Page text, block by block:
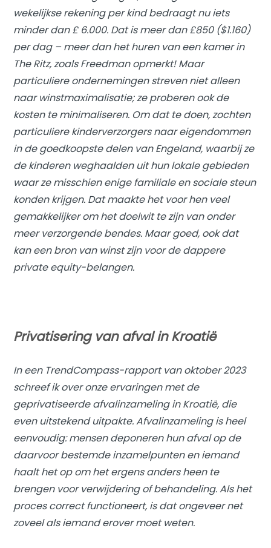
wekelijkse rekening per kind bedraagt ​​nu iets
minder dan £ 6.000. Dat is meer dan £850 ($1.160)
per dag – meer dan het huren van een kamer in
The Ritz, zoals Freedman opmerkt! Maar
particuliere ondernemingen streven niet alleen
naar winstmaximalisatie; ze proberen ook de
kosten te minimaliseren. Om dat te doen, zochten
particuliere kinderverzorgers naar eigendommen
in de goedkoopste delen van Engeland, waarbij ze
de kinderen weghaalden uit hun lokale gebieden
waar ze misschien enige familiale en sociale steun
konden krijgen. Dat maakte het voor hen veel
gemakkelijker om het doelwit te zijn van onder
meer verzorgende bendes. Maar goed, ook dat
kan een bron van winst zijn voor de dappere
private equity-belangen.
Privatisering van afval in Kroatië
In een TrendCompass-rapport van oktober 2023
schreef ik over onze ervaringen met de
geprivatiseerde afvalinzameling in Kroatië, die
even uitstekend uitpakte. Afvalinzameling is heel
eenvoudig: mensen deponeren hun afval op de
daarvoor bestemde inzamelpunten en iemand
haalt het op om het ergens anders heen te
brengen voor verwijdering of behandeling. Als het
proces correct functioneert, is dat ongeveer net
zoveel als iemand erover moet weten.